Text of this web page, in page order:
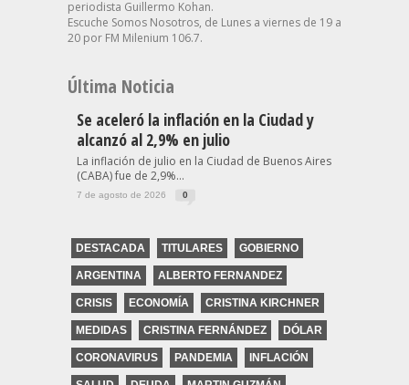
periodista Guillermo Kohan.
Escuche Somos Nosotros, de Lunes a viernes de 19 a
20 por FM Milenium 106.7.
Última Noticia
Se aceleró la inflación en la Ciudad y
alcanzó al 2,9% en julio
La inflación de julio en la Ciudad de Buenos Aires
(CABA) fue de 2,9%...
7 de agosto de 2026 0
DESTACADA TITULARES GOBIERNO
ARGENTINA ALBERTO FERNANDEZ
CRISIS ECONOMÍA CRISTINA KIRCHNER
MEDIDAS CRISTINA FERNÁNDEZ DÓLAR
CORONAVIRUS PANDEMIA INFLACIÓN